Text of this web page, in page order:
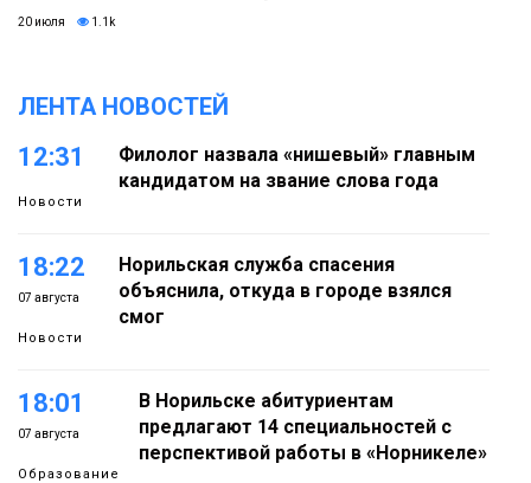
20 июля 1.1k
ЛЕНТА НОВОСТЕЙ
12:31
Новости
Филолог назвала «нишевый» главным
кандидатом на звание слова года
18:22
07 августа
Новости
Норильская служба спасения
объяснила, откуда в городе взялся
смог
18:01
07 августа
Образование
В Норильске абитуриентам
предлагают 14 специальностей с
перспективой работы в «Норникеле»